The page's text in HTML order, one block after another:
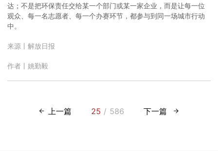
达；不是把环保责任交给某一个部门或某一家企业，而是让每一位
观众、每一名志愿者、每一个办赛环节，都参与到同一场城市行动
中。
来源丨解放日报
作者丨姚勤毅
上一篇 25 / 586 下一篇